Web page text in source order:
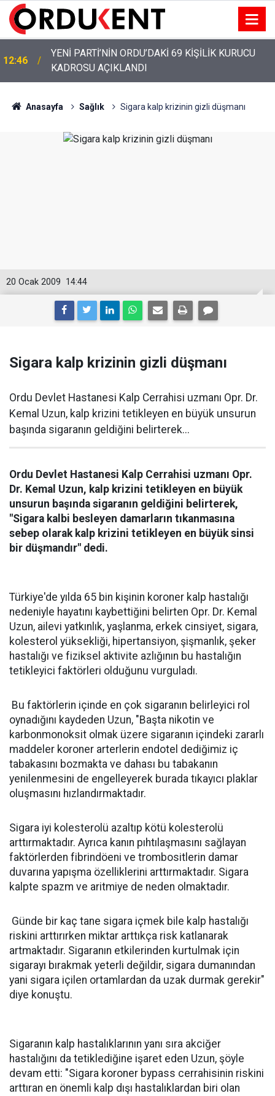
12:46
YENİ PARTİ’NİN ORDU’DAKİ 69 KİŞİLİK KURUCU
KADROSU AÇIKLANDI
Anasayfa Sağlık Sigara kalp krizinin gizli düşmanı
14:44
20 Ocak 2009
Sigara kalp krizinin gizli düşmanı
Ordu Devlet Hastanesi Kalp Cerrahisi uzmanı Opr. Dr.
Kemal Uzun, kalp krizini tetikleyen en büyük unsurun
başında sigaranın geldiğini belirterek...
Ordu Devlet Hastanesi Kalp Cerrahisi uzmanı Opr.
Dr. Kemal Uzun, kalp krizini tetikleyen en büyük
unsurun başında sigaranın geldiğini belirterek,
"Sigara kalbi besleyen damarların tıkanmasına
sebep olarak kalp krizini tetikleyen en büyük sinsi
bir düşmandır" dedi.
Türkiye'de yılda 65 bin kişinin koroner kalp hastalığı
nedeniyle hayatını kaybettiğini belirten Opr. Dr. Kemal
Uzun, ailevi yatkınlık, yaşlanma, erkek cinsiyet, sigara,
kolesterol yüksekliği, hipertansiyon, şişmanlık, şeker
hastalığı ve fiziksel aktivite azlığının bu hastalığın
tetikleyici faktörleri olduğunu vurguladı.
Bu faktörlerin içinde en çok sigaranın belirleyici rol
oynadığını kaydeden Uzun, "Başta nikotin ve
karbonmonoksit olmak üzere sigaranın içindeki zararlı
maddeler koroner arterlerin endotel dediğimiz iç
tabakasını bozmakta ve dahası bu tabakanın
yenilenmesini de engelleyerek burada tıkayıcı plaklar
oluşmasını hızlandırmaktadır.
Sigara iyi kolesterolü azaltıp kötü kolesterolü
arttırmaktadır. Ayrıca kanın pıhtılaşmasını sağlayan
faktörlerden fibrindöeni ve trombositlerin damar
duvarına yapışma özelliklerini arttırmaktadır. Sigara
kalpte spazm ve aritmiye de neden olmaktadır.
Günde bir kaç tane sigara içmek bile kalp hastalığı
riskini arttırırken miktar arttıkça risk katlanarak
artmaktadır. Sigaranın etkilerinden kurtulmak için
sigarayı bırakmak yeterli değildir, sigara dumanından
yani sigara içilen ortamlardan da uzak durmak gerekir"
diye konuştu.
Sigaranın kalp hastalıklarının yanı sıra akciğer
hastalığını da tetiklediğine işaret eden Uzun, şöyle
devam etti: "Sigara koroner bypass cerrahisinin riskini
arttıran en önemli kalp dışı hastalıklardan biri olan